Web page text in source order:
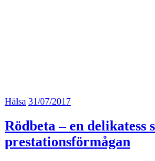
Hälsa 31/07/2017
Rödbeta – en delikatess
prestationsförmågan